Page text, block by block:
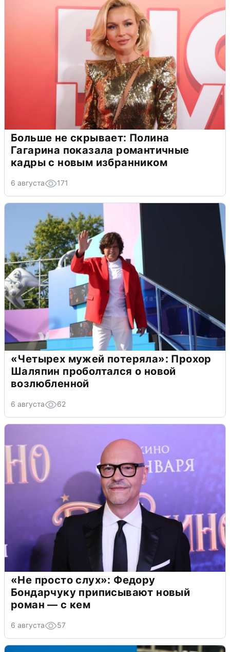
Больше не скрывает: Полина
Гагарина показала романтичные
кадры с новым избранником
6 августа 171
«Четырех мужей потеряла»: Прохор
Шаляпин проболтался о новой
возлюбленной
6 августа 62
«Не просто слух»: Федору
Бондарчуку приписывают новый
роман — с кем
6 августа 57